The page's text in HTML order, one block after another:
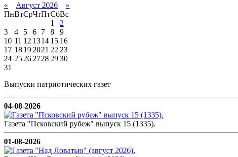
« Август 2026
»
ПнВтСрЧтПтСбВс
1
2
3
4 5 6 7 8
9
10 11 12 1314 15 16
17 18192021 2223
24 252627282930
31
Выпуски патриотических газет
04-08-2026
Газета "Псковский рубеж" выпуск 15 (1335).
01-08-2026